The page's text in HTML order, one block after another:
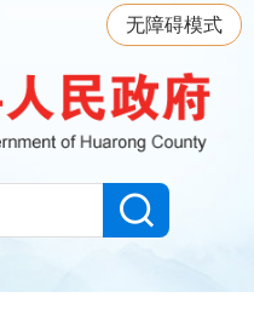
无障碍模式